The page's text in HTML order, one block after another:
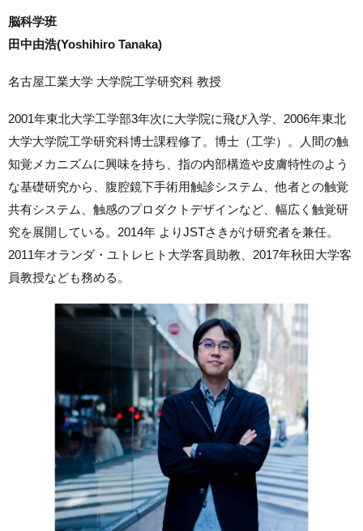
脳科学班
田中由浩(Yoshihiro Tanaka)
名古屋工業大学 大学院工学研究科 教授
2001年東北大学工学部3年次に大学院に飛び入学、2006年東北
大学大学院工学研究科博士課程修了。博士（工学）。人間の触
知覚メカニズムに興味を持ち、指の内部構造や皮膚特性のよう
な基礎研究から、腹腔鏡下手術用触診システム、他者との触覚
共有システム、触感のプロダクトデザインなど、幅広く触覚研
究を展開している。2014年 よりJSTさきがけ研究者を兼任。
2011年オランダ・ユトレヒト大学客員助教、2017年秋田大学客
員教授なども務める。